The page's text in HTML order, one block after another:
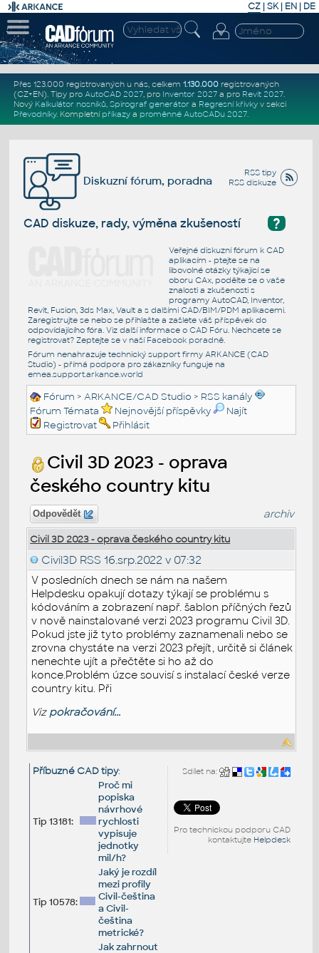
CZ | SK| EN | DE
Přes 123.000 registrovaných u nás, celkem 1.130.000registrovaných
(CZ+EN). Tipy pro AutoCAD 2027, pro Inventor 2027a pro Revit 2027.
Nový Kalkulátor nosníků, Spirograf generátor a Regresní křivkyv sekci
Převodníky. Kompletní příkazya proměnné AutoCADu 2027.
RSS tipy
RSS diskuze
Diskuzní fórum, poradna
?
CAD diskuze, rady, výměna zkušeností
Veřejné diskuzní fórum k CAD
aplikacím - ptejte se na
libovolné otázky týkající se
oboru CAx, podělte se o vaše
znalosti a zkušenosti s
programy AutoCAD, Inventor,
Revit, Fusion, 3ds Max, Vault a s dalšími CAD/BIM/PDM aplikacemi.
Zaregistrujte se nebo se přihlašte a zašlete váš příspěvek do
odpovídajícího fóra. Viz další informace o CAD Fóru. Nechcete se
registrovat? Zeptejte se v naší Facebook poradně.
Fórum nenahrazuje technický support firmy ARKANCE (CAD
Studio) - přímá podpora pro zákazníky funguje na
emea.support.arkance.world
Fórum >ARKANCE/CAD Studio > RSS kanály
Fórum Témata
Nejnovější příspěvky
Najít
Registrovat
Přihlásit
Civil 3D 2023 - oprava
českého country kitu
Odpovědět archiv
Civil 3D 2023 - oprava českého country kitu
Civil3D RSS 16.srp.2022 v 07:32
V posledních dnech se nám na našem
Helpdesku opakují dotazy týkají se problému s
kódováním a zobrazení např. šablon příčných řezů
v nově nainstalované verzi 2023 programu Civil 3D.
Pokud jste již tyto problémy zaznamenali nebo se
zrovna chystáte na verzi 2023 přejít, určitě si článek
nenechte ujít a přečtěte si ho až do
konce.Problém úzce souvisí s instalací české verze
country kitu. Při
Viz pokračování...
Sdílet na:
Pro technickou podporu CAD
kontaktujte Helpdesk
Příbuzné CAD tipy:
Tip 13181:
Proč mi
popiska
návrhové
rychlosti
vypisuje
jednotky
mil/h?
Tip 10578:
Jaký je rozdíl
mezi profily
Civil-čeština
a Civil-
čeština
metrické?
Jak zahrnout